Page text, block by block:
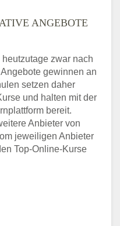
ANGEBOTE
zwar nach
gewinnen an
setzen daher
und halten mit der
bereit.
Anbieter von
jeweiligen Anbieter
Top-Online-Kurse